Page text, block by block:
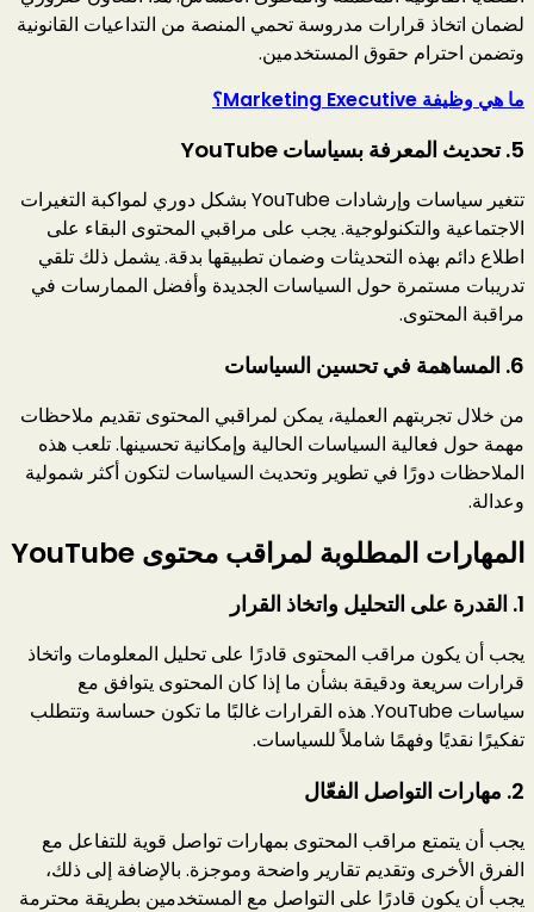
لضمان اتخاذ قرارات مدروسة تحمي المنصة من التداعيات القانونية
وتضمن احترام حقوق المستخدمين.
ما هي وظيفة Marketing Executive؟
5. تحديث المعرفة بسياسات YouTube
تتغير سياسات وإرشادات YouTube بشكل دوري لمواكبة التغيرات
الاجتماعية والتكنولوجية. يجب على مراقبي المحتوى البقاء على
اطلاع دائم بهذه التحديثات وضمان تطبيقها بدقة. يشمل ذلك تلقي
تدريبات مستمرة حول السياسات الجديدة وأفضل الممارسات في
مراقبة المحتوى.
6. المساهمة في تحسين السياسات
من خلال تجربتهم العملية، يمكن لمراقبي المحتوى تقديم ملاحظات
مهمة حول فعالية السياسات الحالية وإمكانية تحسينها. تلعب هذه
الملاحظات دورًا في تطوير وتحديث السياسات لتكون أكثر شمولية
وعدالة.
المهارات المطلوبة لمراقب محتوى YouTube
1. القدرة على التحليل واتخاذ القرار
يجب أن يكون مراقب المحتوى قادرًا على تحليل المعلومات واتخاذ
قرارات سريعة ودقيقة بشأن ما إذا كان المحتوى يتوافق مع
سياسات YouTube. هذه القرارات غالبًا ما تكون حساسة وتتطلب
تفكيرًا نقديًا وفهمًا شاملاً للسياسات.
2. مهارات التواصل الفعّال
يجب أن يتمتع مراقب المحتوى بمهارات تواصل قوية للتفاعل مع
الفرق الأخرى وتقديم تقارير واضحة وموجزة. بالإضافة إلى ذلك،
يجب أن يكون قادرًا على التواصل مع المستخدمين بطريقة محترمة